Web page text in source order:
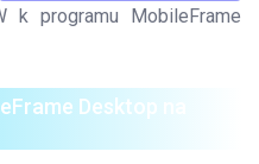
k programu MobileFrame
Desktop na